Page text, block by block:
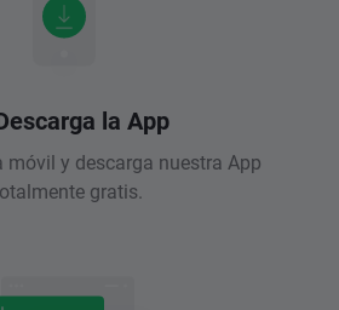
la App
y descarga nuestra App
gratis.